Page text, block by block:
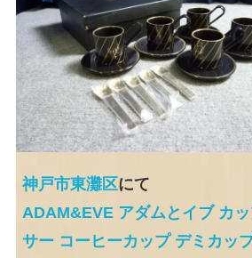
神戸市東灘区にて
ADAM&EVE アダムとイブ カ
サー コーヒーカップ デミカッ